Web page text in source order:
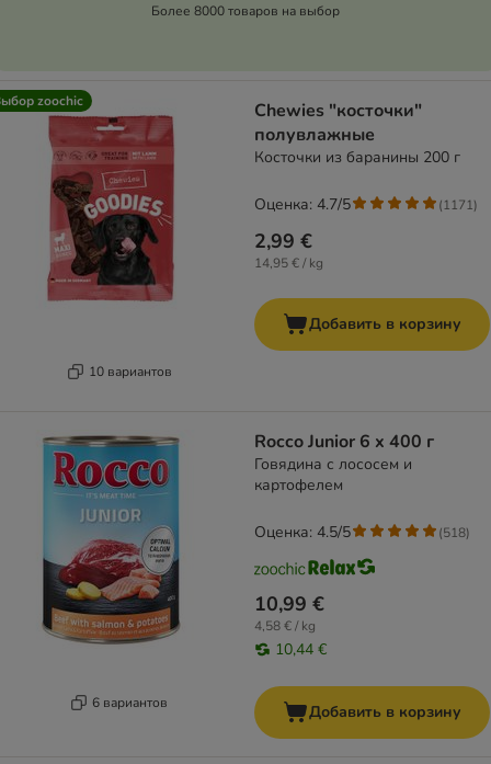
Более 8000 товаров на выбор
zoochic
10 вариантов
Chewies "косточки"
полувлажные
Косточки из баранины 200 г
2,99 €
14,95 € / kg
Оценка: 4.7/5 (1171)
Добавить в корзину
6 вариантов
Rocco Junior 6 x 400 г
Говядина с лососем и
картофелем
10,99 €
4,58 € / kg
10,44 €
Оценка: 4.5/5 (518)
Добавить в корзину